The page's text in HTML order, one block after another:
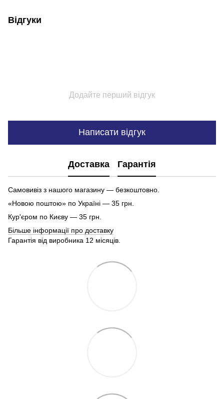
Відгуки
Додайте перший відгук
Написати відгук
Доставка Гарантія
Самовивіз з нашого магазину — безкоштовно.
«Новою поштою» по Україні — 35 грн.
Кур'єром по Києву — 35 грн.
Більше інформації про доставку
Гарантія від виробника 12 місяців.